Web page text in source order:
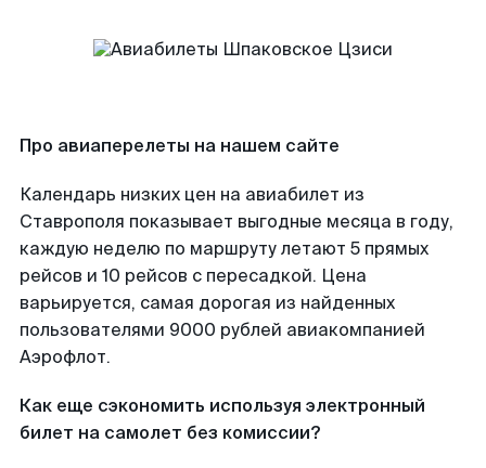
Про авиаперелеты на нашем сайте
Календарь низких цен на авиабилет из
Ставрополя показывает выгодные месяца в году,
каждую неделю по маршруту летают 5 прямых
рейсов и 10 рейсов с пересадкой. Цена
варьируется, самая дорогая из найденных
пользователями 9000 рублей авиакомпанией
Аэрофлот.
Как еще сэкономить используя электронный
билет на самолет без комиссии?